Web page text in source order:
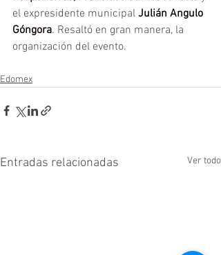
el expresidente municipal Julián Angulo
Góngora. Resaltó en gran manera, la
organización del evento.
Edomex
Entradas relacionadas Ver todo